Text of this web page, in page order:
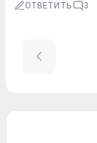
ОТВЕТИТЬ 3